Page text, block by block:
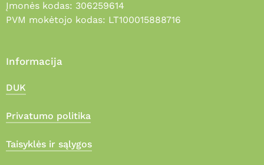
Įmonės kodas: 306259614
PVM mokėtojo kodas: LT100015888716
Informacija
DUK
Privatumo politika
Taisyklės ir sąlygos